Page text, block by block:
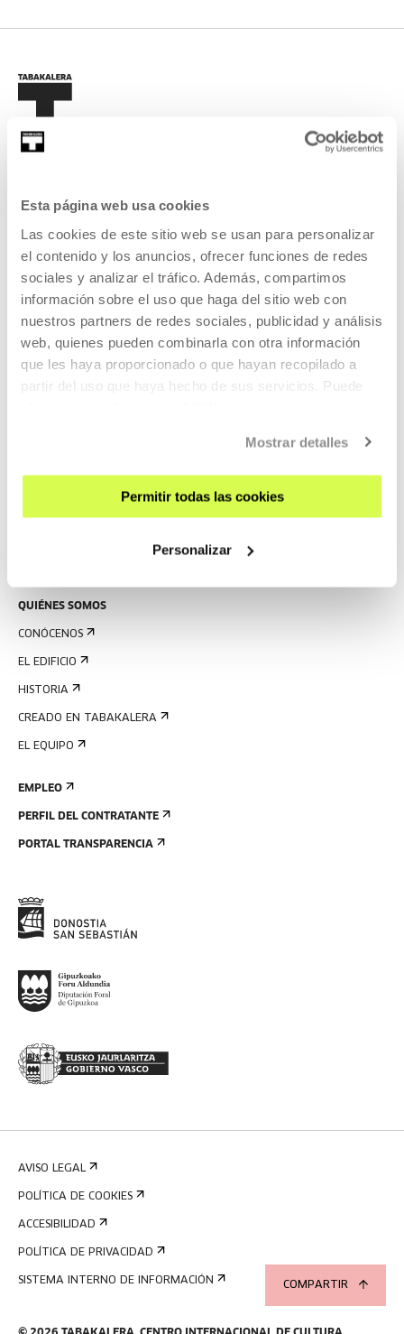
Esta página web usa cookies
Las cookies de este sitio web se usan para personalizar
el contenido y los anuncios, ofrecer funciones de redes
sociales y analizar el tráfico. Además, compartimos
información sobre el uso que haga del sitio web con
nuestros partners de redes sociales, publicidad y análisis
web, quienes pueden combinarla con otra información
que les haya proporcionado o que hayan recopilado a
partir del uso que haya hecho de sus servicios. Puede
Mostrar detalles
Permitir todas las cookies
Personalizar
COMPARTIR
REGÍSTRATE AL BOLETÍN
AGENDA
CONTACTO Y HORARIOS
CÓMO LLEGAR
VISITAS GUIADAS
ALOJAMIENTO
QUIÉNES SOMOS
CONÓCENOS
EL EDIFICIO
HISTORIA
CREADO EN TABAKALERA
EL EQUIPO
EMPLEO
PERFIL DEL CONTRATANTE
PORTAL TRANSPARENCIA
AVISO LEGAL
POLÍTICA DE COOKIES
ACCESIBILIDAD
POLÍTICA DE PRIVACIDAD
SISTEMA INTERNO DE INFORMACIÓN